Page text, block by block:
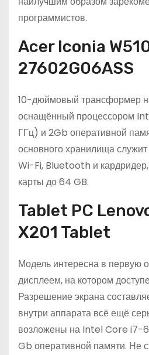
программистов.
Acer Iconia
27602G06ASS
10-дюймовый трансформер
оснащённый процессором
ГГц) и 2Gb оперативной
основного хранилища
Wi-Fi, Bluetooth и
карты до 64 GB.
Tablet PC
X201 Tablet
Модель интересна в первую
дисплеем, на котором
Разрешение экрана
внутри аппарата всё ещё
возложены на Intel Core i7-
Gb оперативной памяти. Не